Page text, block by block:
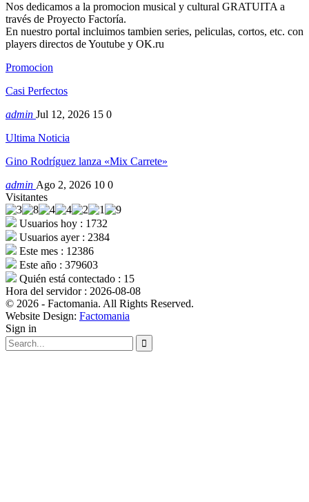
Nos dedicamos a la promocion musical y cultural GRATUITA a
través de Proyecto Factoría.
En nuestro portal incluimos tambien series, peliculas, cortos, etc. con
players directos de Youtube y OK.ru
Promocion
Casi Perfectos
admin Jul 12, 2026 15 0
Ultima Noticia
Gino Rodríguez lanza «Mix Carrete»
admin Ago 2, 2026 10 0
Visitantes
Usuarios hoy : 1732
Usuarios ayer : 2384
Este mes : 12386
Este año : 379603
Quién está contectado : 15
Hora del servidor : 2026-08-08
© 2026 - Factomania. All Rights Reserved.
Website Design: Factomania
Sign in